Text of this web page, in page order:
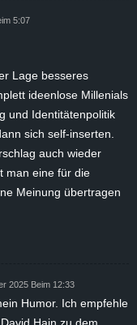
5:07
Lage besseres
ideenlose Millenials
und Identitätenpolitik
sich self-inserten.
auch wieder
man eine für die
Meinung übertragen
2025 Beim 12:33
Humor. Ich empfehle